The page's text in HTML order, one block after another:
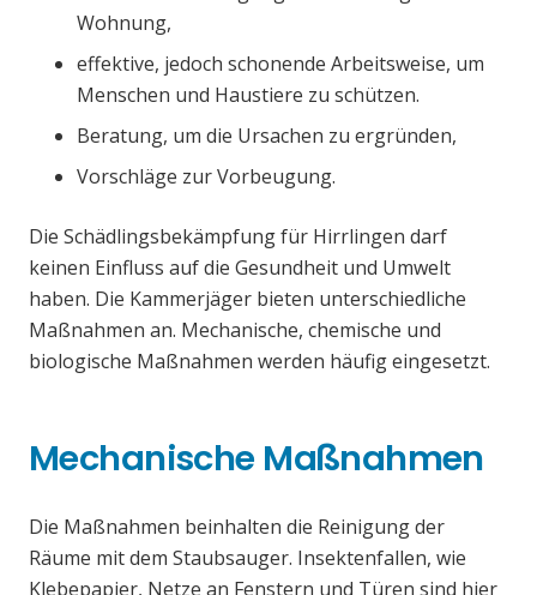
Wohnung,
effektive, jedoch schonende Arbeitsweise, um
Menschen und Haustiere zu schützen.
Beratung, um die Ursachen zu ergründen,
Vorschläge zur Vorbeugung.
Die Schädlingsbekämpfung für Hirrlingen darf
keinen Einfluss auf die Gesundheit und Umwelt
haben. Die Kammerjäger bieten unterschiedliche
Maßnahmen an. Mechanische, chemische und
biologische Maßnahmen werden häufig eingesetzt.
Mechanische Maßnahmen
Die Maßnahmen beinhalten die Reinigung der
Räume mit dem Staubsauger. Insektenfallen, wie
Klebepapier, Netze an Fenstern und Türen sind hier